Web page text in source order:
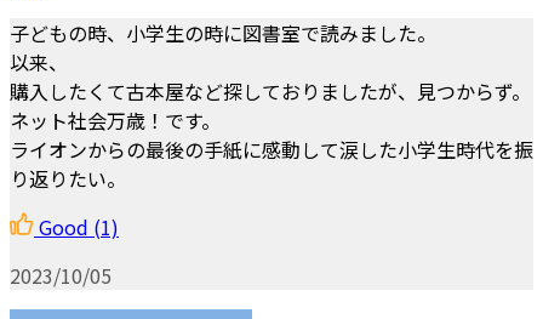
子どもの時、小学生の時に図書室で読みました。
以来、
購入したくて古本屋など探しておりましたが、見つからず。
ネット社会万歳！です。
ライオンからの最後の手紙に感動して涙した小学生時代を振
り返りたい。
Good (1)
2023/10/05